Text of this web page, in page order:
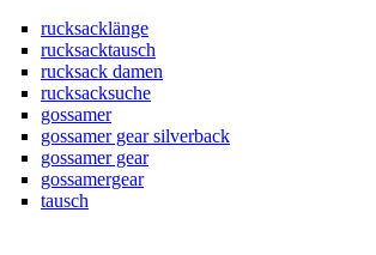
rucksacklänge
rucksacktausch
rucksack damen
rucksacksuche
gossamer
gossamer gear silverback
gossamer gear
gossamergear
tausch